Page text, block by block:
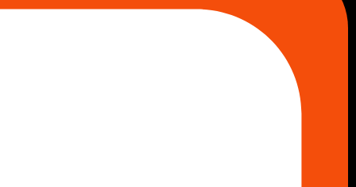
Skup aut Legionowo